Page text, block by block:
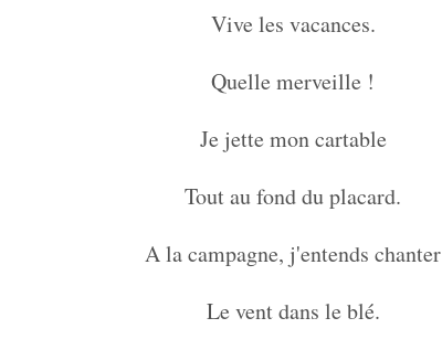
Vive les vacances.
Quelle merveille !
Je jette mon cartable
Tout au fond du placard.
A la campagne, j'entends chanter
Le vent dans le blé.